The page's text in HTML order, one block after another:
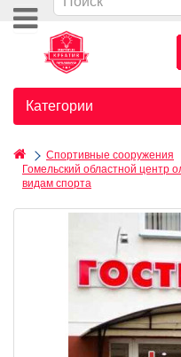
Категории
Спортивные сооружения
Гомельский областной центр
видам спорта